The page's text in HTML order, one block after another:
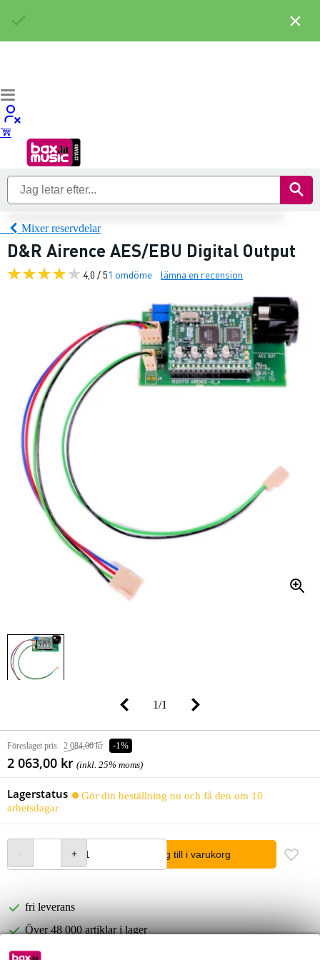
Mixer reservdelar
D&R Airence AES/EBU Digital Output
4,0 / 51 omdöme lämna en recension
1/1
Föreslaget pris 2 084,00 kr -1%
2 063,00 kr (inkl. 25% moms)
Lagerstatus
Gör din beställning nu och få den om 10
arbetsdagar
lägg till i varukorg
fri leverans
Över 48 000 artiklar i lager
1 250 ledande varumärken
×